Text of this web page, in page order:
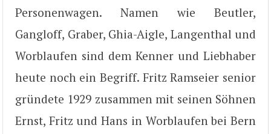
Personenwagen. Namen wie Beutler,
Gangloff, Graber, Ghia-Aigle, Langenthal und
Worblaufen sind dem Kenner und Liebhaber
heute noch ein Begriff. Fritz Ramseier senior
gründete 1929 zusammen mit seinen Söhnen
Ernst, Fritz und Hans in Worblaufen bei Bern